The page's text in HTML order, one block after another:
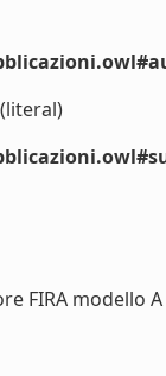
FIRA modello